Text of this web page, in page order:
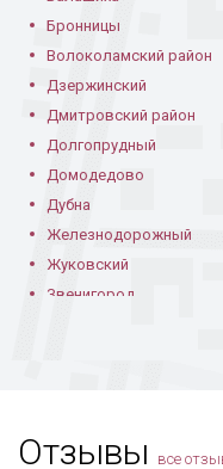
Бронницы
Волоколамский район
Дзержинский
Дмитровский район
Долгопрудный
Домодедово
Дубна
Железнодорожный
Жуковский
Звенигород
Котельники
Отзывы все